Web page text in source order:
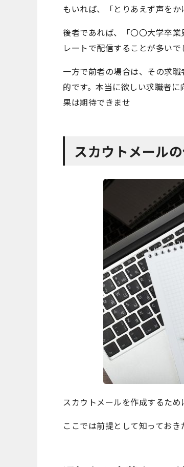
もいれば、「とりあえず声をか
後者であれば、「〇〇大学卒
レートで配信することが多いで
一方で前者の場合は、その求
的です。本当に欲しい求職者
果は期待できませ
スカウトメール
スカウトメールを作成するた
ここでは前提として知っておき